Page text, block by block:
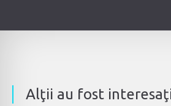
Alţii au fost